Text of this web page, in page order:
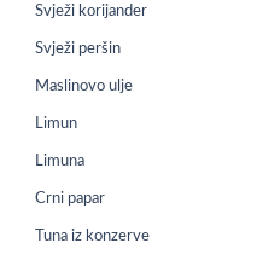
Svježi korijander
Svježi peršin
Maslinovo ulje
Limun
Limuna
Crni papar
Tuna iz konzerve